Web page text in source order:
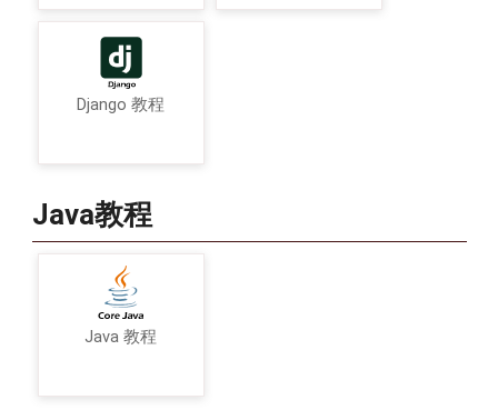
Django 教程
Java教程
Java 教程